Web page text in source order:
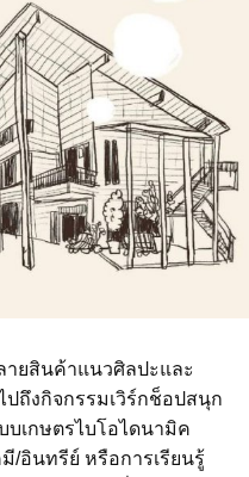
ยสินค้าแนวศิลปะและ
ถึงกิจกรรมเวิร์กช็อปสนุก
บเกษตรไบโอไดนามิค
/อินทรีย์ หรือการเรียนรู้